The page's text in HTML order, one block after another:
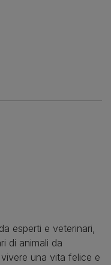
esperti e veterinari,
di animali da
una vita felice e